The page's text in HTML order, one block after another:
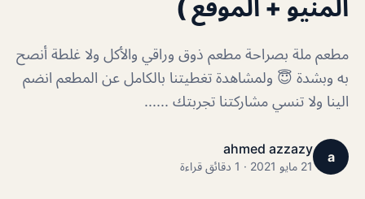
المنيو + الموقع )
مطعم ملة بصراحة مطعم ذوق وراقي والأكل ولا غلطة أنصح
به وبشدة 😇 ولمشاهدة تغطيتنا بالكامل عن المطعم انضم
الينا ولا تنسي مشاركتنا تجربتك ......
a
ahmed azzazy
21 مايو 2021 · 1 دقائق قراءة